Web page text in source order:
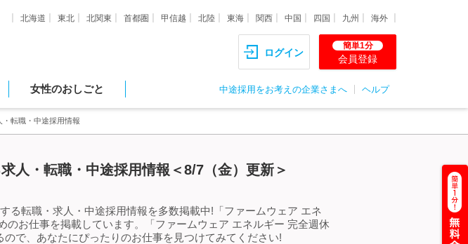
北海道 東北 北関東 首都圏 甲信越 北陸 東海 関西 中国 四国 九州 海外
ログイン
簡単1分
会員登録
女性のおしごと 中途採用をお考えの企業さまへ ヘルプ
転職・中途採用情報
人・転職・中途採用情報＜8/7（金）更新＞
る転職・求人・中途採用情報を多数掲載中!「ファームウェア エネ
お仕事を掲載しています。「ファームウェア エネルギー 完全週休
で、あなたにぴったりのお仕事を見つけてみてください!